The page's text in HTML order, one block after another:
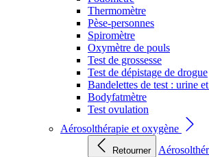
Thermomètre
Pèse-personnes
Spiromètre
Oxymètre de pouls
Test de grossesse
Test de dépistage de drogue
Bandelettes de test : urine
Bodyfatmètre
Test ovulation
Aérosolthérapie et oxygène
Retourner